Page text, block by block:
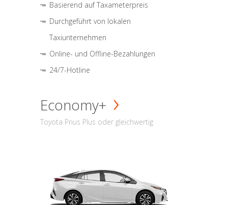
Basierend auf Taxameterpreis
Durchgeführt von lokalen
Taxiunternehmen
Online- und Offline-Bezahlungen
24/7-Hotline
Economy+
Toyota Prius Plus oder gleichwertig